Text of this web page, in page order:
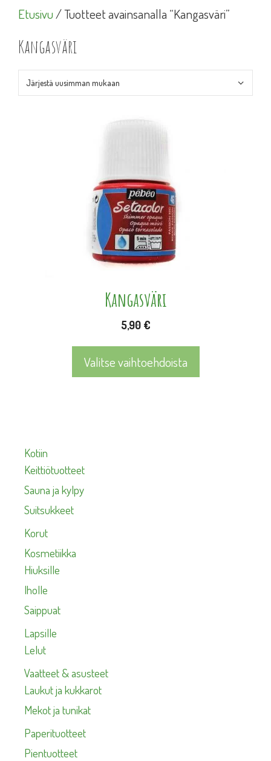
Etusivu/ Tuotteet avainsanalla “Kangasväri”
Kangasväri
Kangasväri
5,90 €
Valitse vaihtoehdoista
Kotiin
Keittiötuotteet
Sauna ja kylpy
Suitsukkeet
Korut
Kosmetiikka
Hiuksille
Iholle
Saippuat
Lapsille
Lelut
Vaatteet & asusteet
Laukut ja kukkarot
Mekot ja tunikat
Paperituotteet
Pientuotteet